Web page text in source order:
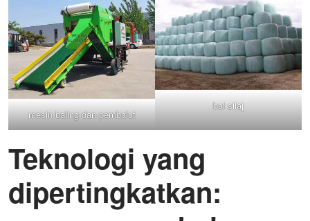
mesin baling dan pembalut
bal silaj
Teknologi yang
dipertingkatkan: